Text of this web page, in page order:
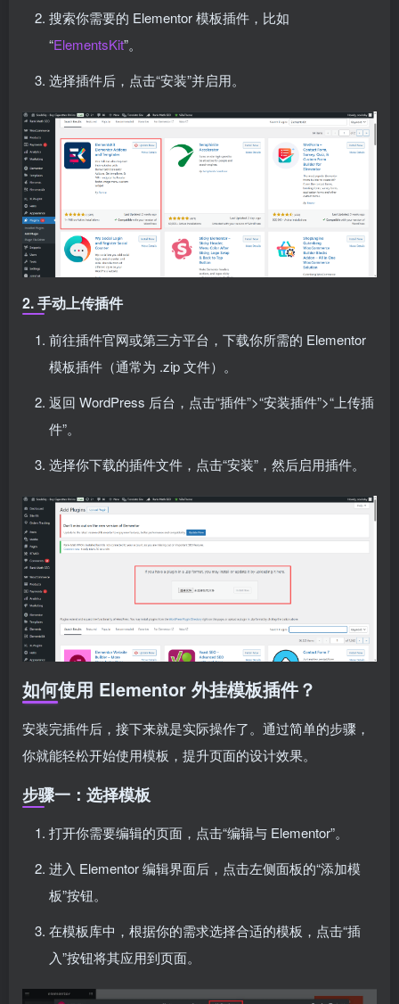
搜索你需要的 Elementor 模板插件，比如
“ElementsKit”。
选择插件后，点击“安装”并启用。
2. 手动上传插件
前往插件官网或第三方平台，下载你所需的 Elementor
模板插件（通常为 .zip 文件）。
返回 WordPress 后台，点击“插件”>“安装插件”>“上传插
件”。
选择你下载的插件文件，点击“安装”，然后启用插件。
如何使用 Elementor 外挂模板插件？
安装完插件后，接下来就是实际操作了。通过简单的步骤，
你就能轻松开始使用模板，提升页面的设计效果。
步骤一：选择模板
打开你需要编辑的页面，点击“编辑与 Elementor”。
进入 Elementor 编辑界面后，点击左侧面板的“添加模
板”按钮。
在模板库中，根据你的需求选择合适的模板，点击“插
入”按钮将其应用到页面。